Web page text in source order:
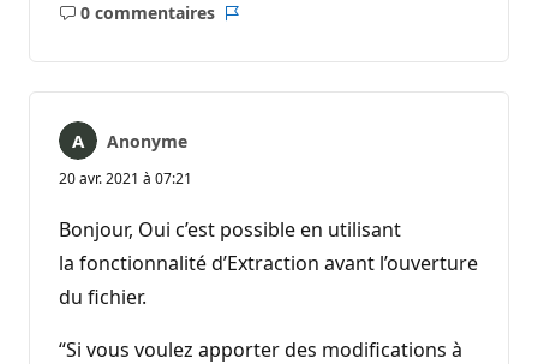
0 commentaires
Aucun
Anonyme
20 avr. 2021 à 07:21
Bonjour, Oui c’est possible en utilisant
la fonctionnalité d’Extraction avant l’ouverture
du fichier.
“Si vous voulez apporter des modifications à